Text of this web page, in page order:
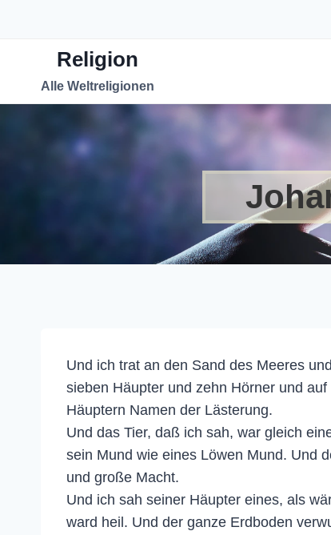
Religion
Alle Weltreligionen
Und ich trat an den Sand des Meeres
sieben Häupter und zehn Hörner und
Häuptern Namen der Lästerung.
Und das Tier, daß ich sah, war gleich
sein Mund wie eines Löwen Mund. Und
und große Macht.
Und ich sah seiner Häupter eines, als
ward heil. Und der ganze Erdboden